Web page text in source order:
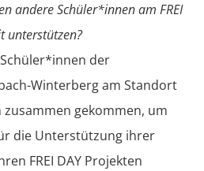
andere Schüler*innen am FREI
unterstützen?
der
Winterberg am Standort
gekommen, um
die Unterstützung ihrer
FREI DAY Projekten